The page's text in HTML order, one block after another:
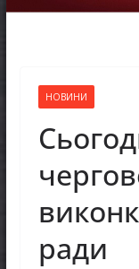
НОВИНИ
ради